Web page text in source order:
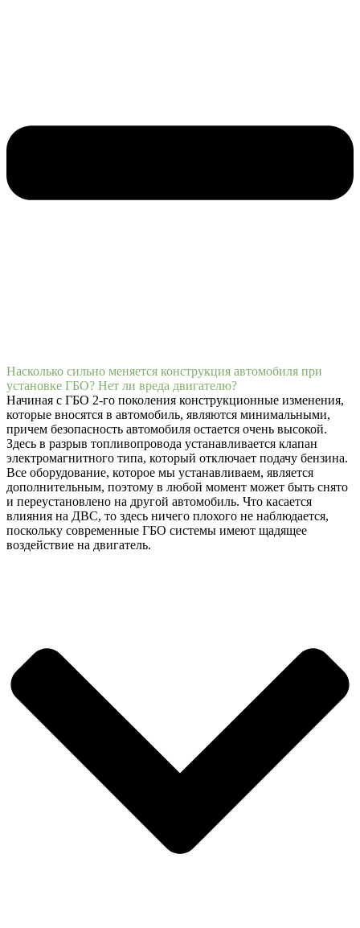
Насколько сильно меняется конструкция автомобиля при
установке ГБО? Нет ли вреда двигателю?
Начиная с ГБО 2-го поколения конструкционные изменения,
которые вносятся в автомобиль, являются минимальными,
причем безопасность автомобиля остается очень высокой.
Здесь в разрыв топливопровода устанавливается клапан
электромагнитного типа, который отключает подачу бензина.
Все оборудование, которое мы устанавливаем, является
дополнительным, поэтому в любой момент может быть снято
и переустановлено на другой автомобиль. Что касается
влияния на ДВС, то здесь ничего плохого не наблюдается,
поскольку современные ГБО системы имеют щадящее
воздействие на двигатель.